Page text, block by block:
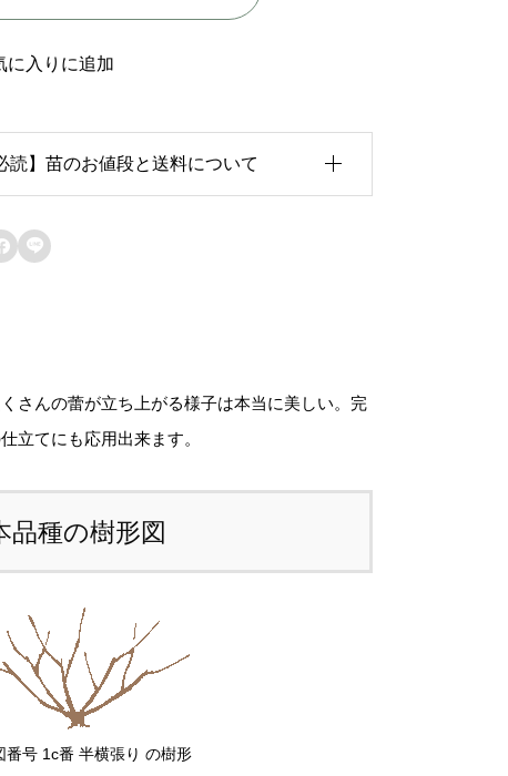
ッ
ク
ョ
セ
フ
i
d
c
e
p
に入りに追加
読】苗のお値段と送料について
状況が各苗、また季節ごとに異なるため、
生育状況、本数などによって大きく変動す
め、カート上では未記載
文後にお送りする「ご注文確定メール」に
送料を含めて調整した金額をお知らせいた
ます。送料等に不都合ございましたら、メー
到着後にキャンセルを承っております。
前のお見積もりがご希望の場合は「お問い合
せフォーム」よりご連絡をお願いいたしま

さんの蕾が立ち上がる様子は本当に美しい。完
立てにも応用出来ます。
品種の樹形図
番号 1c番 半横張り の樹形